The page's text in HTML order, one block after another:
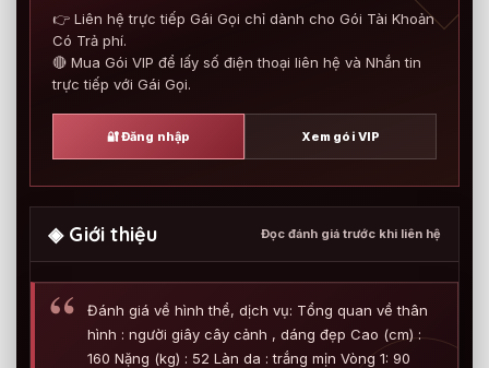
👉 Liên hệ trực tiếp Gái Gọi chỉ dành cho Gói Tài Khoản
Có Trả phí.
🔴 Mua Gói VIP để lấy số điện thoại liên hệ và Nhắn tin
trực tiếp với Gái Gọi.
🔐 Đăng nhập Xem gói VIP
◈ Giới thiệu Đọc đánh giá trước khi liên hệ
Đánh giá về hình thể, dịch vụ: Tổng quan về thân
hình : người giây cây cảnh , dáng đẹp Cao (cm) :
160 Nặng (kg) : 52 Làn da : trắng mịn Vòng 1: 90